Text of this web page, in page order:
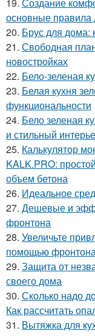
основные правила
20. Брус для дома:
21. Свободная
новостройках
22. Бело-зеленая
23. Белая кухня
функциональности
24. Бело зеленая
и стильный
25. Калькулятор
KALK.PRO:
объем бетона
26. Идеальное
27. Дешевые и
фронтона
28. Увеличьте
помощью
29. Защита от
своего дома
30. Сколько надо
Как рассчитать
31. Вытяжка для